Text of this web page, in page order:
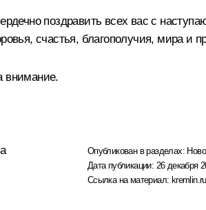
поздравить всех вас с
счастья, благополучия, мира и
внимание.
Опубликован в разделах:
Дата публикации: 26 декабря
Ссылка на материал: